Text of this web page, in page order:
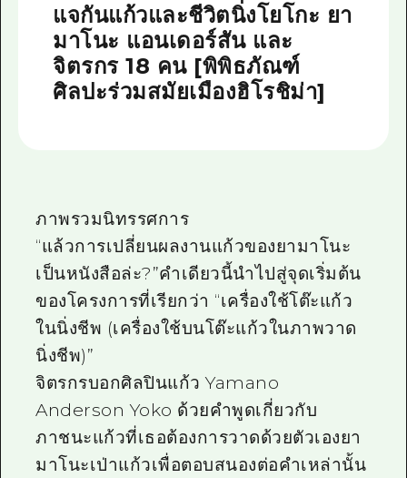
แจกันแก้วและชีวิตนิ่งโยโกะ ยา
มาโนะ แอนเดอร์สัน และ
จิตรกร 18 คน [พิพิธภัณฑ์
ศิลปะร่วมสมัยเมืองฮิโรชิม่า]
ภาพรวมนิทรรศการ
“แล้วการเปลี่ยนผลงานแก้วของยามาโนะ
เป็นหนังสือล่ะ?”คำเดียวนี้นำไปสู่จุดเริ่มต้น
ของโครงการที่เรียกว่า “เครื่องใช้โต๊ะแก้ว
ในนิ่งชีพ (เครื่องใช้บนโต๊ะแก้วในภาพวาด
นิ่งชีพ)”
จิตรกรบอกศิลปินแก้ว Yamano
Anderson Yoko ด้วยคำพูดเกี่ยวกับ
ภาชนะแก้วที่เธอต้องการวาดด้วยตัวเองยา
มาโนะเป่าแก้วเพื่อตอบสนองต่อคำเหล่านั้น